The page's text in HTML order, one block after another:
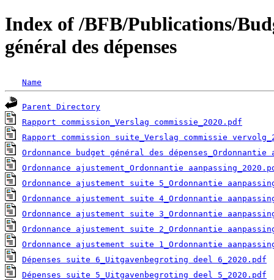
Index of /BFB/Publications/
général des dépenses
Name
Parent Directory
Rapport commission_Verslag commissie_2020.pdf
Rapport commission suite_Verslag commissie
Ordonnance budget général des
Ordonnance ajustement_Ordonnantie
Ordonnance ajustement suite 5_Ordonnantie
Ordonnance ajustement suite 4_Ordonnantie
Ordonnance ajustement suite 3_Ordonnantie
Ordonnance ajustement suite 2_Ordonnantie
Ordonnance ajustement suite 1_Ordonnantie
Dépenses suite 6_Uitgavenbegroting deel 6_2020.pdf
Dépenses suite 5_Uitgavenbegroting deel 5_2020.pdf